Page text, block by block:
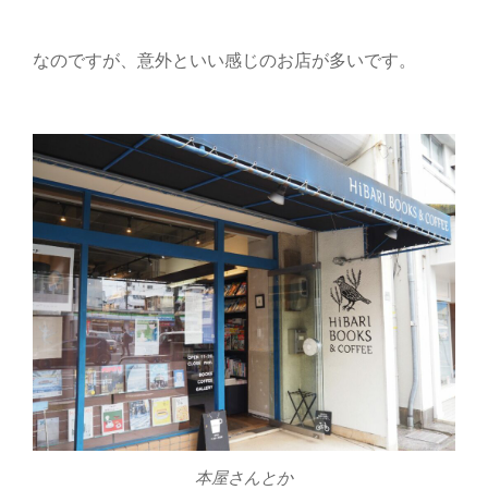
なのですが、意外といい感じのお店が多いです。
本屋さんとか